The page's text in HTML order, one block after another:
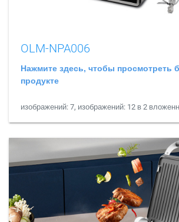
OLM-NPA006
Нажмите здесь, чтобы просмотреть
продукте
изображений: 7, изображений: 12 в 2